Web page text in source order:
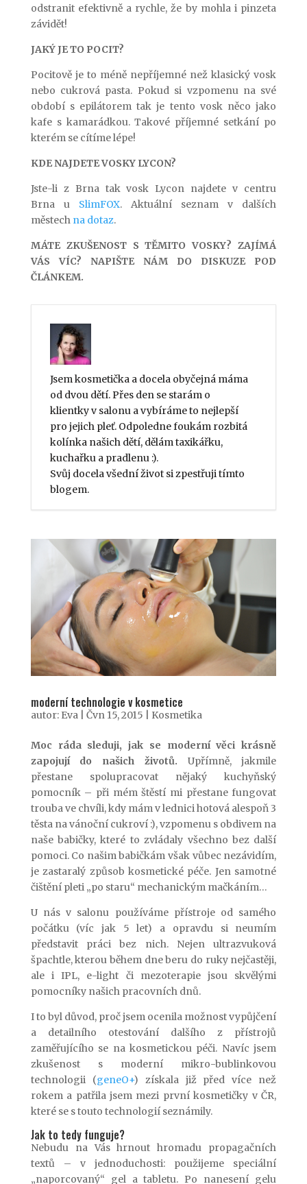
odstranit efektivně a rychle, že by mohla i pinzeta
závidět!
JAKÝ JE TO POCIT?
Pocitově je to méně nepříjemné než klasický vosk
nebo cukrová pasta. Pokud si vzpomenu na své
období s epilátorem tak je tento vosk něco jako
kafe s kamarádkou. Takové příjemné setkání po
kterém se cítíme lépe!
KDE NAJDETE VOSKY LYCON?
Jste-li z Brna tak vosk Lycon najdete v centru
Brna u SlimFOX. Aktuální seznam v dalších
městech na dotaz.
MÁTE ZKUŠENOST S TĚMITO VOSKY? ZAJÍMÁ
VÁS VÍC? NAPIŠTE NÁM DO DISKUZE POD
ČLÁNKEM.
Jsem kosmetička a docela obyčejná máma
od dvou dětí. Přes den se starám o
klientky v salonu a vybíráme to nejlepší
pro jejich pleť. Odpoledne foukám rozbitá
kolínka našich dětí, dělám taxikářku,
kuchařku a pradlenu :).
Svůj docela všední život si zpestřuji tímto
blogem.
moderní technologie v kosmetice
autor: Eva| Čvn 15, 2015 Kosmetika
Moc ráda sleduji, jak se moderní věci krásně
zapojují do našich životů. Upřímně, jakmile
přestane spolupracovat nějaký kuchyňský
pomocník – při mém štěstí mi přestane fungovat
trouba ve chvíli, kdy mám v lednici hotová alespoň 3
těsta na vánoční cukroví :), vzpomenu s obdivem na
naše babičky, které to zvládaly všechno bez další
pomoci. Co našim babičkám však vůbec nezávidím,
je zastaralý způsob kosmetické péče. Jen samotné
čištění pleti „po staru“ mechanickým mačkáním…
U nás v salonu používáme přístroje od samého
počátku (víc jak 5 let) a opravdu si neumím
představit práci bez nich. Nejen ultrazvuková
špachtle, kterou během dne beru do ruky nejčastěji,
ale i IPL, e-light či mezoterapie jsou skvělými
pomocníky našich pracovních dnů.
I to byl důvod, proč jsem ocenila možnost vypůjčení
a detailního otestování dalšího z přístrojů
zaměřujícího se na kosmetickou péči. Navíc jsem
zkušenost s moderní mikro-bublinkovou
technologii (geneO+) získala již před více než
rokem a patřila jsem mezi první kosmetičky v ČR,
které se s touto technologií seznámily.
Jak to tedy funguje?
Nebudu na Vás hrnout hromadu propagačních
textů – v jednoduchosti: použijeme speciální
„naporcovaný“ gel a tabletu. Po nanesení gelu